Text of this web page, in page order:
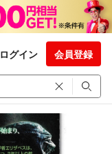
ログイン 会員登録